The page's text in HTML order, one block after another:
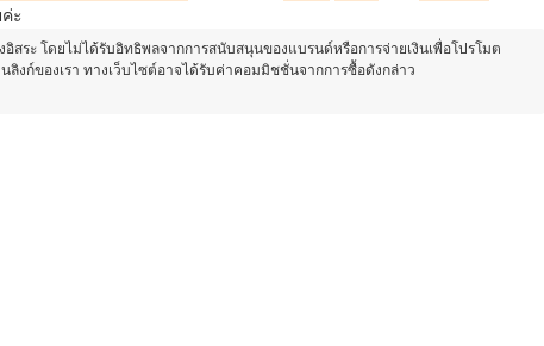
ะ
สระ โดยไม่ได้รับอิทธิพลจากการสนับสนุนของแบรนด์หรือการจ่ายเงินเพื่อโปรโมต
งก์ของเรา ทางเว็บไซต์อาจได้รับค่าคอมมิชชั่นจากการซื้อดังกล่าว